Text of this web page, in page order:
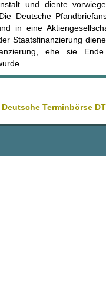
und diente
Deutsche
in eine
Staatsfinanzierung
ehe sie
Deutsche Terminbörse